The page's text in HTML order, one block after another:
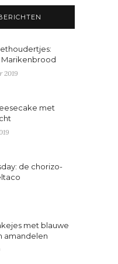
Marikenbrood
2019
met
de chorizo-
met blauwe
amandelen